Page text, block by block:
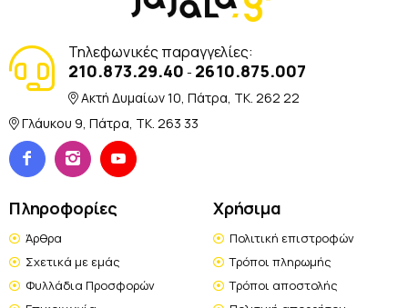
Τηλεφωνικές παραγγελίες:
210.873.29.40 - 2610.875.007
Ακτή Δυμαίων 10, Πάτρα, TK. 262 22
Γλάυκου 9, Πάτρα, TK. 263 33
Πληροφορίες
Άρθρα
Σχετικά με εμάς
Φυλλάδια Προσφορών
Χρήσιμα
Πολιτική επιστροφών
Τρόποι πληρωμής
Τρόποι αποστολής